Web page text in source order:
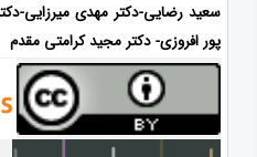
سعید رضایی-دکتر مهدی میرزایی-
پور افروزی- دکتر مجید کرامتی مقدم